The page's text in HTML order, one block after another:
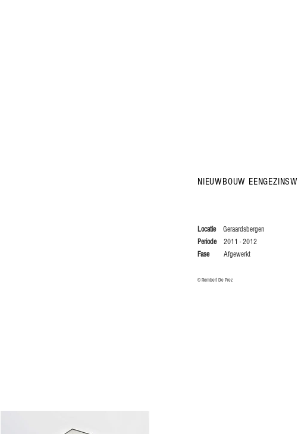
NIEUWBOUW
Locatie Geraardsbergen
Periode2011 - 2012
Fase Afgewerkt
© Rembert De Prez